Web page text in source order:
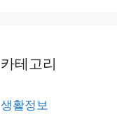
카테고리
생활정보